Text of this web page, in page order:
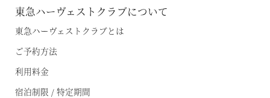
法人予約（代行）はこちら
東急ハーヴェストクラブについて
東急ハーヴェストクラブとは
ご予約方法
利用料金
宿泊制限 / 特定期間